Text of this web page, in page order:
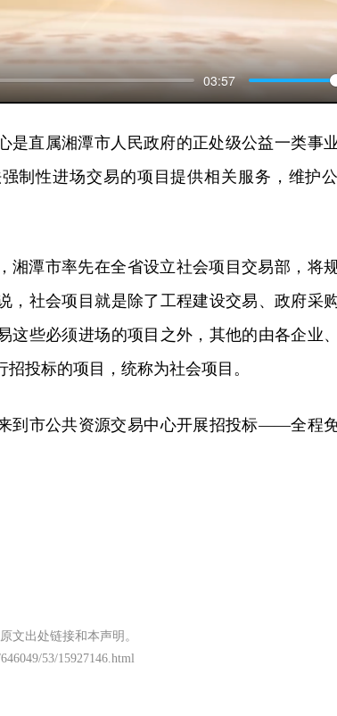
03:57
是直属湘潭市人民政府的正处级公益一类事
制性进场交易的项目提供相关服务，维护
湘潭市率先在全省设立社会项目交易部，将
，社会项目就是除了工程建设交易、政府采购
这些必须进场的项目之外，其他的由各企业
投标的项目，统称为社会项目。
到市公共资源交易中心开展招投标——全程
文出处链接和本声明。
53/15927146.html